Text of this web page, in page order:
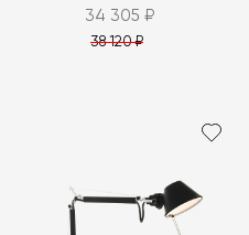
34 305 ₽
38 120 ₽